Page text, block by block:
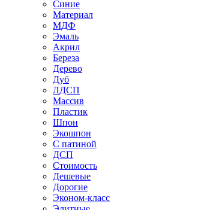
Синие
Материал
МДФ
Эмаль
Акрил
Береза
Дерево
Дуб
ЛДСП
Массив
Пластик
Шпон
Экошпон
С патиной
ДСП
Стоимость
Дешевые
Дорогие
Эконом-класс